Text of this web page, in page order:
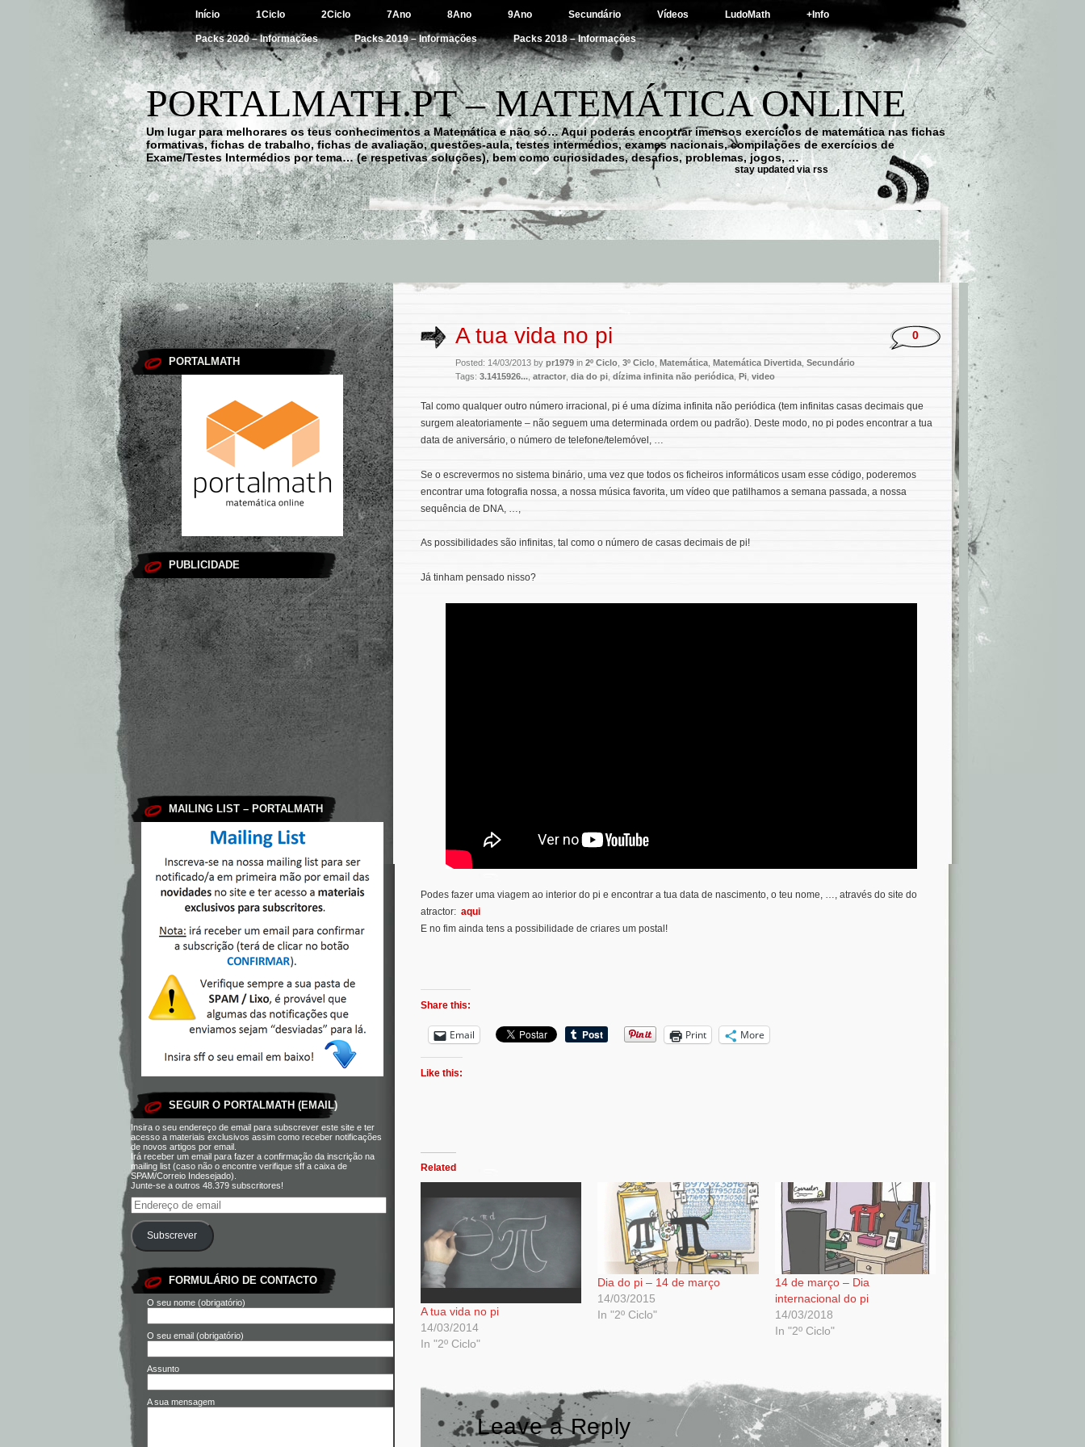
Início 1Ciclo 2Ciclo 7Ano 8Ano 9Ano Secundário Vídeos LudoMath +Info
Packs 2020 – Informações Packs 2019 – Informações Packs 2018 – Informações
PORTALMATH.PT – MATEMÁTICA ONLINE
Um lugar para melhorares os teus conhecimentos a Matemática e não só… Aqui poderás encontrar imensos exercícios de matemática nas fichas
formativas, fichas de trabalho, fichas de avaliação, questões-aula, testes intermédios, exames nacionais, compilações de exercícios de
Exame/Testes Intermédios por tema… (e respetivas soluções), bem como curiosidades, desafios, problemas, jogos, …
stay updated via rss
PORTALMATH
PUBLICIDADE
MAILING LIST – PORTALMATH
SEGUIR O PORTALMATH (EMAIL)
Insira o seu endereço de email para subscrever este site e ter
acesso a materiais exclusivos assim como receber notificações
de novos artigos por email.
Irá receber um email para fazer a confirmação da inscrição na
mailing list (caso não o encontre verifique sff a caixa de
SPAM/Correio Indesejado).
Junte-se a outros 48.379 subscritores!
Subscrever
FORMULÁRIO DE CONTACTO
O seu nome (obrigatório)
O seu email (obrigatório)
Assunto
A sua mensagem
A tua vida no pi
Posted: 14/03/2013 by pr1979 in 2º Ciclo 3º Ciclo Matemática Matemática Divertida Secundário
Tags: 3.1415926... atractor dia do pi dízima infinita não periódica Pi video
0
Tal como qualquer outro número irracional, pi é uma dízima infinita não periódica (tem infinitas casas decimais que
surgem aleatoriamente – não seguem uma determinada ordem ou padrão). Deste modo, no pi podes encontrar a tua
data de aniversário, o número de telefone/telemóvel, …
Se o escrevermos no sistema binário, uma vez que todos os ficheiros informáticos usam esse código, poderemos
encontrar uma fotografia nossa, a nossa música favorita, um vídeo que patilhamos a semana passada, a nossa
sequência de DNA, …,
As possibilidades são infinitas, tal como o número de casas decimais de pi!
Já tinham pensado nisso?
Podes fazer uma viagem ao interior do pi e encontrar a tua data de nascimento, o teu nome, …, através do site do
atractor: aqui
E no fim ainda tens a possibilidade de criares um postal!
Share this:
Email Print More
Like this:
Related
A tua vida no pi
14/03/2014
In "2º Ciclo"
Dia do pi – 14 de março
14/03/2015
In "2º Ciclo"
14 de março – Dia
internacional do pi
14/03/2018
In "2º Ciclo"
Leave a Reply